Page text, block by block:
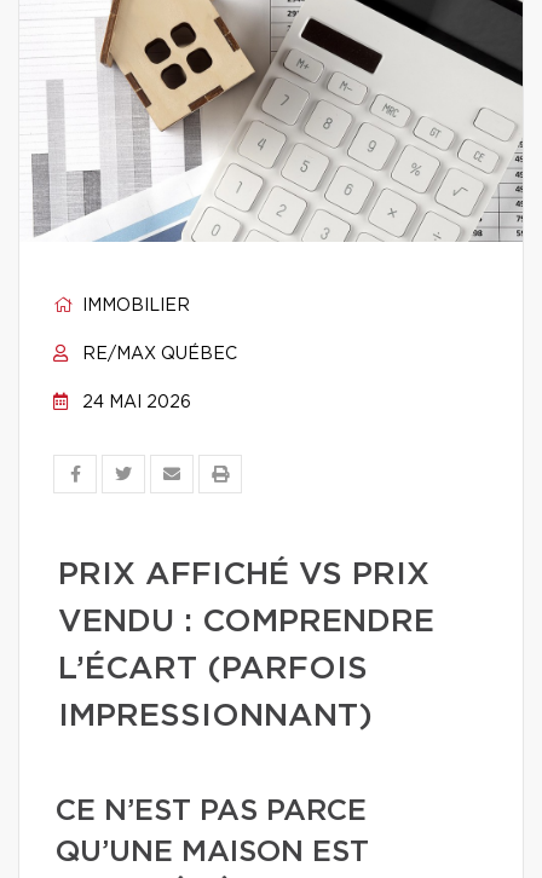
IMMOBILIER
RE/MAX QUÉBEC
24 MAI 2026
PRIX AFFICHÉ VS PRIX
VENDU : COMPRENDRE
L’ÉCART (PARFOIS
IMPRESSIONNANT)
CE N’EST PAS PARCE
QU’UNE MAISON EST